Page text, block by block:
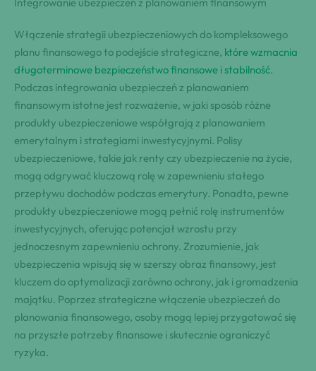
Włączenie strategii ubezpieczeniowych do kompleksowego
planu finansowego to podejście strategiczne, które wzmacnia
długoterminowe bezpieczeństwo finansowe i stabilność.
Podczas integrowania ubezpieczeń z planowaniem
finansowym istotne jest rozważenie, w jaki sposób różne
produkty ubezpieczeniowe współgrają z planowaniem
emerytalnym i strategiami inwestycyjnymi. Polisy
ubezpieczeniowe, takie jak renty czy ubezpieczenie na życie,
mogą odgrywać kluczową rolę w zapewnieniu stałego
przepływu dochodów podczas emerytury. Ponadto, pewne
produkty ubezpieczeniowe mogą pełnić rolę instrumentów
inwestycyjnych, oferując potencjał wzrostu przy
jednoczesnym zapewnieniu ochrony. Zrozumienie, jak
ubezpieczenia wpisują się w szerszy obraz finansowy, jest
kluczem do optymalizacji zarówno ochrony, jak i gromadzenia
majątku. Poprzez strategiczne włączenie ubezpieczeń do
planowania finansowego, osoby mogą lepiej przygotować się
na przyszłe potrzeby finansowe i skutecznie ograniczyć
ryzyka.